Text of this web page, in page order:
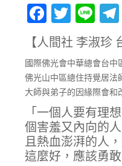
F
ac
e
b
o
o
k
T
w
it
te
r
Li
n
e
【人間社 李淑珍
國際佛光會中華總會台中
佛光山中區總住持覺居法
大師與弟子的因緣際會和
「一個人要有理
個害羞又內向的
且熱血澎湃的人
這麼好，應該勇